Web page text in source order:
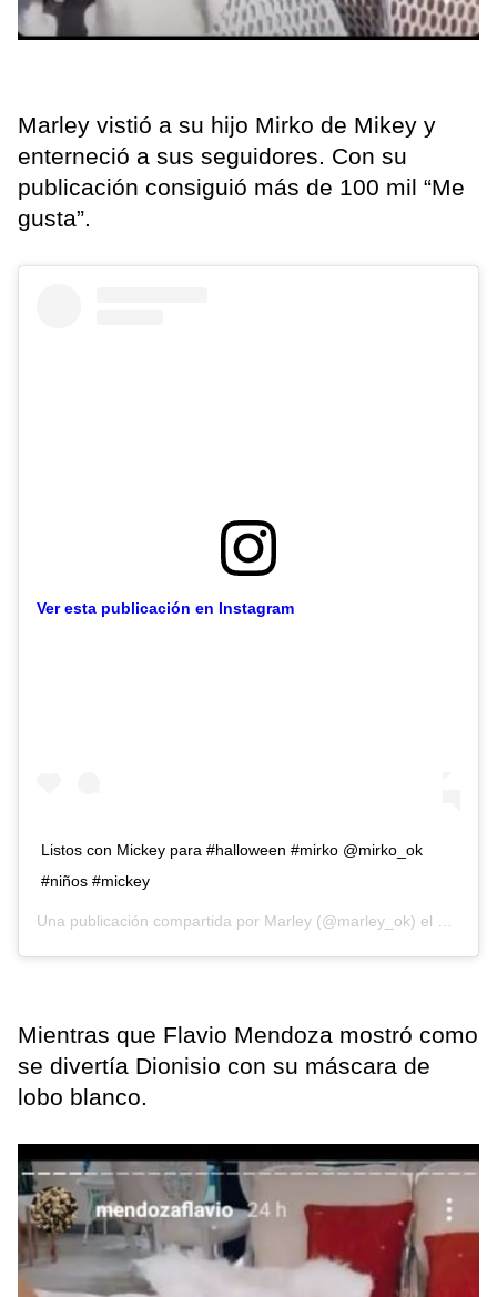
Marley vistió a su hijo Mirko de Mikey y
enterneció a sus seguidores. Con su
publicación consiguió más de 100 mil “Me
gusta”.
Ver esta publicación en Instagram
Listos con Mickey para #halloween #mirko @mirko_ok
#niños #mickey
Una publicación compartida por Marley (@marley_ok) el 31 de
Mientras que Flavio Mendoza mostró como
se divertía Dionisio con su máscara de
lobo blanco.